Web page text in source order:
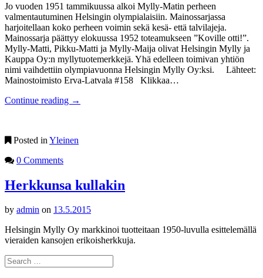
Jo vuoden 1951 tammikuussa alkoi Mylly-Matin perheen
valmentautuminen Helsingin olympialaisiin. Mainossarjassa
harjoitellaan koko perheen voimin sekä kesä- että talvilajeja.
Mainossarja päättyy elokuussa 1952 toteamukseen ”Koville otti!”.
Mylly-Matti, Pikku-Matti ja Mylly-Maija olivat Helsingin Mylly ja
Kauppa Oy:n myllytuotemerkkejä. Yhä edelleen toimivan yhtiön
nimi vaihdettiin olympiavuonna Helsingin Mylly Oy:ksi. Lähteet:
Mainostoimisto Erva-Latvala #158 Klikkaa…
Continue reading →
Posted in Yleinen
0 Comments
Herkkunsa kullakin
by admin on 13.5.2015
Helsingin Mylly Oy markkinoi tuotteitaan 1950-luvulla esittelemällä
vieraiden kansojen erikoisherkkuja.
Search
for: